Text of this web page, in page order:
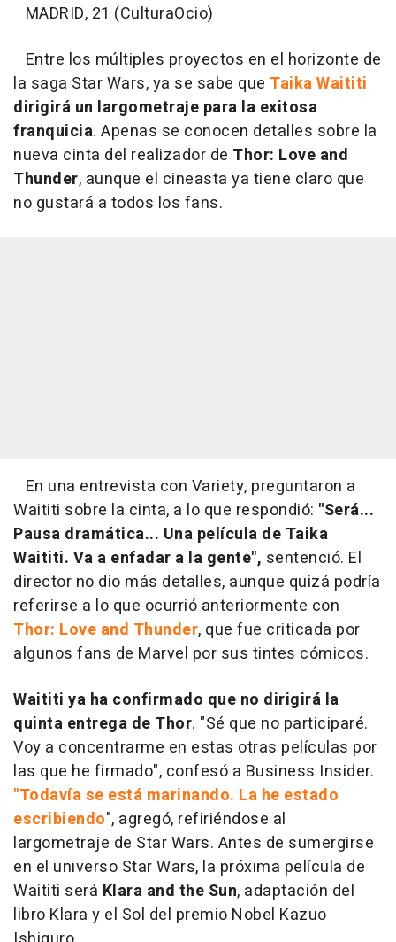
MADRID, 21 (CulturaOcio)
Entre los múltiples proyectos en el horizonte de
la saga Star Wars, ya se sabe que Taika Waititi
dirigirá un largometraje para la exitosa
franquicia. Apenas se conocen detalles sobre la
nueva cinta del realizador de Thor: Love and
Thunder, aunque el cineasta ya tiene claro que
no gustará a todos los fans.
En una entrevista con Variety, preguntaron a
Waititi sobre la cinta, a lo que respondió: "Será...
Pausa dramática... Una película de Taika
Waititi. Va a enfadar a la gente", sentenció. El
director no dio más detalles, aunque quizá podría
referirse a lo que ocurrió anteriormente con
Thor: Love and Thunder, que fue criticada por
algunos fans de Marvel por sus tintes cómicos.
Waititi ya ha confirmado que no dirigirá la
quinta entrega de Thor. "Sé que no participaré.
Voy a concentrarme en estas otras películas por
las que he firmado", confesó a Business Insider.
"Todavía se está marinando. La he estado
escribiendo", agregó, refiriéndose al
largometraje de Star Wars. Antes de sumergirse
en el universo Star Wars, la próxima película de
Waititi será Klara and the Sun, adaptación del
libro Klara y el Sol del premio Nobel Kazuo